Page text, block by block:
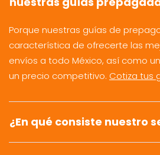
Porque nuestras guías de
característica de ofrecerte las
envíos a todo México, así como
un precio competitivo. Cotiza tus
¿En qué consiste nuestro